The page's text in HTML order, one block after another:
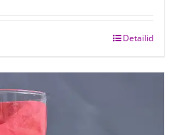
Detailid